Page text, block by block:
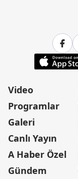
Video
Programlar
Galeri
Canlı Yayın
A Haber Özel
Gündem